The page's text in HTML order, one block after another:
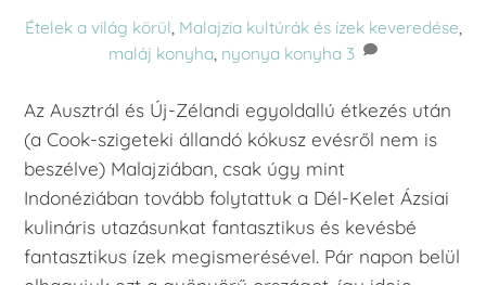
Ételek a világ körül, Malajzia kultúrák és ízek keveredése,
maláj konyha, nyonya konyha 3
Az Ausztrál és Új-Zélandi egyoldallú étkezés után
(a Cook-szigeteki állandó kókusz evésről nem is
beszélve) Malajziában, csak úgy mint
Indonéziában tovább folytattuk a Dél-Kelet Ázsiai
kulináris utazásunkat fantasztikus és kevésbé
fantasztikus ízek megismerésével. Pár napon belül